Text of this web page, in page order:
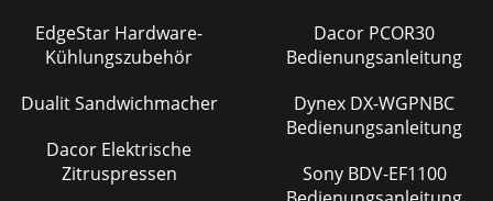
EdgeStar Hardware-
Kühlungszubehör
Dualit Sandwichmacher
Dacor Elektrische
Zitruspressen
Dacor PCOR30
Bedienungsanleitung
Dynex DX-WGPNBC
Bedienungsanleitung
Sony BDV-EF1100